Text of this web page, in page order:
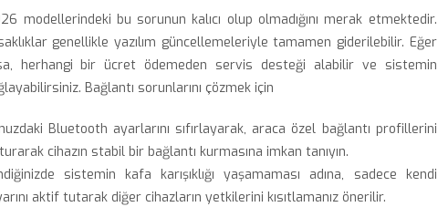
modellerindeki bu sorunun kalıcı olup olmadığını merak etmektedir.
genellikle yazılım güncellemeleriyle tamamen giderilebilir. Eğer
herhangi bir ücret ödemeden servis desteği alabilir ve sistemin
Bağlantı sorunlarını çözmek için
Bluetooth ayarlarını sıfırlayarak, araca özel bağlantı profillerini
cihazın stabil bir bağlantı kurmasına imkan tanıyın.
sistemin kafa karışıklığı yaşamaması adına, sadece kendi
aktif tutarak diğer cihazların yetkilerini kısıtlamanız önerilir.